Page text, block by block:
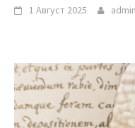
1 Август 2025 admin